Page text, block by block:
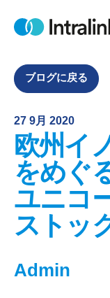
H
e
ブログに戻る
27 9月 2020
欧州イ
をめぐ
ユニコ
ストッ
Admin